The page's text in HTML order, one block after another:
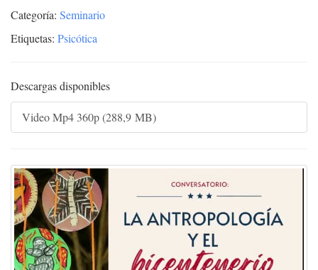
Categoría: Seminario
Etiquetas: Psicótica​
Descargas disponibles
Video Mp4 360p (288,9 MB)